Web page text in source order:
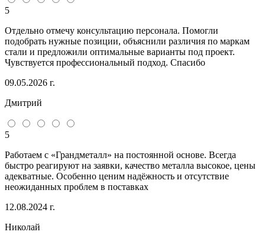
5
Отдельно отмечу консультацию персонала. Помогли
подобрать нужные позиции, объяснили различия по маркам
стали и предложили оптимальные варианты под проект.
Чувствуется профессиональный подход. Спасибо
09.05.2026 г.
Дмитрий
5
Работаем с «Грандметалл» на постоянной основе. Всегда
быстро реагируют на заявки, качество металла высокое, цены
адекватные. Особенно ценим надёжность и отсутствие
неожиданных проблем в поставках
12.08.2024 г.
Николай